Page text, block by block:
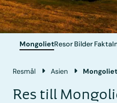
MongolietResor Bilder Fakta
Resmål Asien Mongoliet
Res till